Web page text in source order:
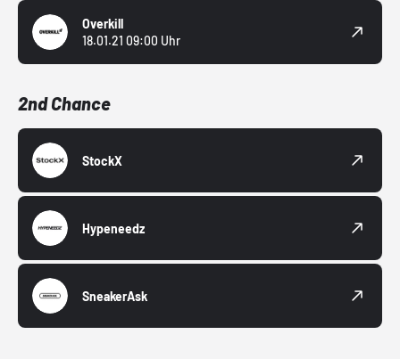
Overkill
18.01.21 09:00 Uhr
2nd Chance
StockX
Hypeneedz
SneakerAsk